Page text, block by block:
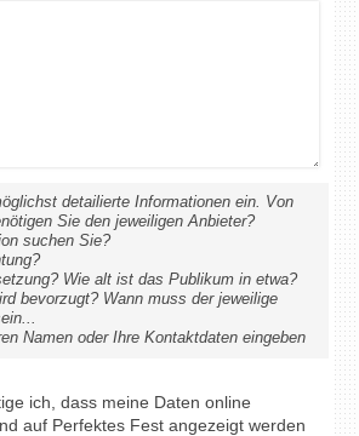
detailierte Informationen ein. Von
Sie den jeweiligen Anbieter?
suchen Sie?
Wie alt ist das Publikum in etwa?
bevorzugt? Wann muss der jeweilige
Namen oder Ihre Kontaktdaten eingeben
ich, dass meine Daten online
auf Perfektes Fest angezeigt werden